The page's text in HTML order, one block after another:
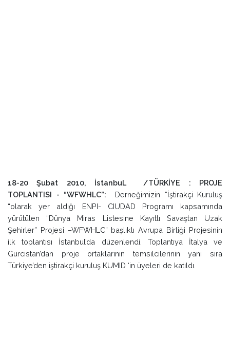
Şehirler” Projesi –WFWHLC” başlıklı Avrupa Birliği Projesinin
ilk toplantısı İstanbul’da düzenlendi. Toplantıya İtalya ve
Gürcistan’dan proje ortaklarının temsilcilerinin yanı sıra
Türkiye’den iştirakçi kuruluş KUMID ‘in üyeleri de katıldı.